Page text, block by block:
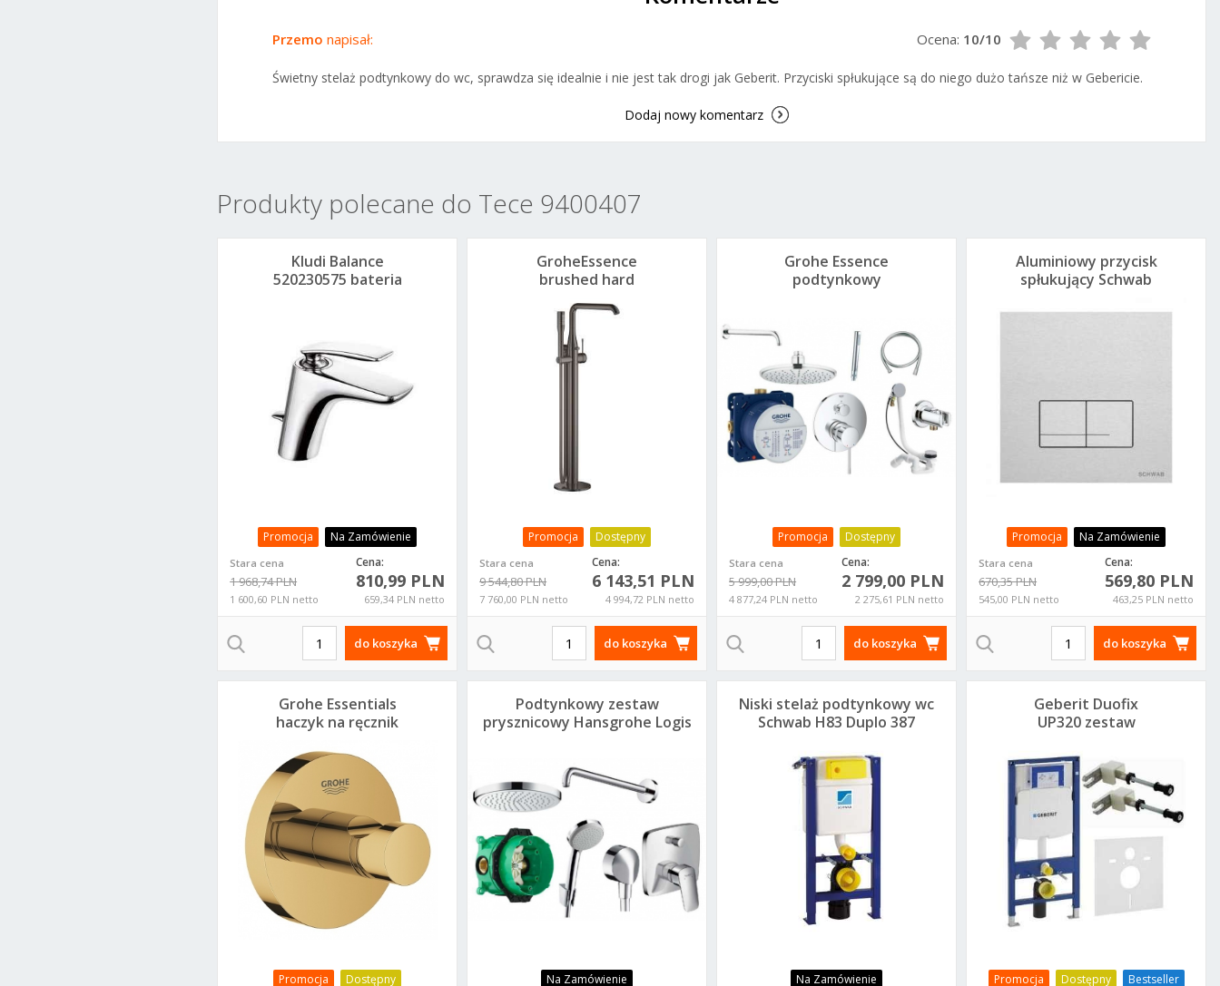
Przemo napisał: Ocena: 10/10
Świetny stelaż podtynkowy do wc, sprawdza się idealnie i nie jest tak drogi jak Geberit. Przyciski spłukujące są do niego dużo tańsze niż w Gebericie.
Dodaj nowy komentarz
Produkty polecane do Tece 9400407
Promocja Na Zamówienie
Stara cena
1 968,74 PLN
1 600,60 PLN netto
Cena:
810,99 PLN
659,34 PLN netto
Kludi Balance
520230575 bateria
do koszyka
Promocja Dostępny
Stara cena
9 544,80 PLN
7 760,00 PLN netto
Cena:
6 143,51 PLN
4 994,72 PLN netto
GroheEssence
brushed hard
graphite bateria
wannowa
wolnostojąca
23491AL1
do koszyka
Promocja Dostępny
Stara cena
5 999,00 PLN
4 877,24 PLN netto
Cena:
2 799,00 PLN
2 275,61 PLN netto
Grohe Essence
podtynkowy
do koszyka
Promocja Na Zamówienie
Stara cena
670,35 PLN
545,00 PLN netto
Cena:
569,80 PLN
463,25 PLN netto
Aluminiowy przycisk
spłukujący Schwab
do koszyka
Promocja Dostępny
Grohe Essentials
haczyk na ręcznik
40364GL1
Na Zamówienie
Podtynkowy zestaw
prysznicowy Hansgrohe Logis
Na Zamówienie
Niski stelaż podtynkowy wc
Schwab H83 Duplo 387
Promocja Dostępny Bestseller
Geberit Duofix
UP320 zestaw
111320005K